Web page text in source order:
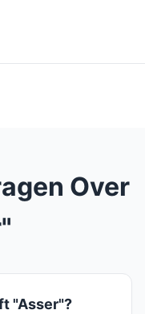
Over
"Asser"?